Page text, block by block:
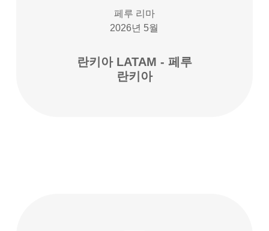
페루 리마
2026년 5월
란키아 LATAM - 페루
란키아